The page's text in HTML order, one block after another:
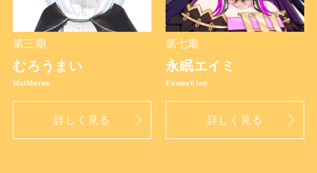
第三期
むろうまい
詳しく見る
第七期
永眠エイミ
詳しく見る